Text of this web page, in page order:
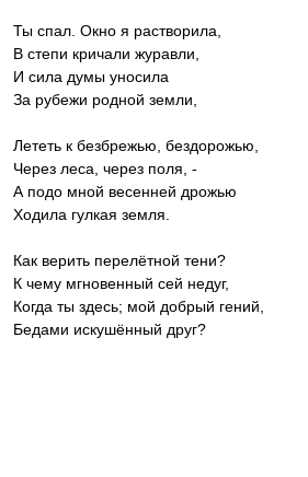
Ты спал. Окно я растворила,
В степи кричали журавли,
И сила думы уносила
За рубежи родной земли,
Лететь к безбрежью, бездорожью,
Через леса, через поля, -
А подо мной весенней дрожью
Ходила гулкая земля.
Как верить перелётной тени?
К чему мгновенный сей недуг,
Когда ты здесь; мой добрый гений,
Бедами искушённый друг?